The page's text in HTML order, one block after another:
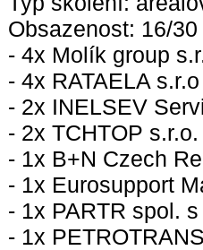
Obsazenost: 16/30
- 4x Molík group
- 4x RATAELA s.r.o
- 2x INELSEV
- 2x TCHTOP s.r.o.
- 1x B+N Czech
- 1x Eurosupport
- 1x PARTR spol. s
- 1x